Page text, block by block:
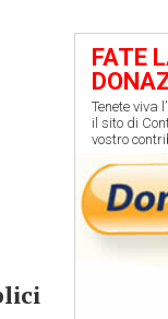
FATE
Tenete viva
il sito di
vostro